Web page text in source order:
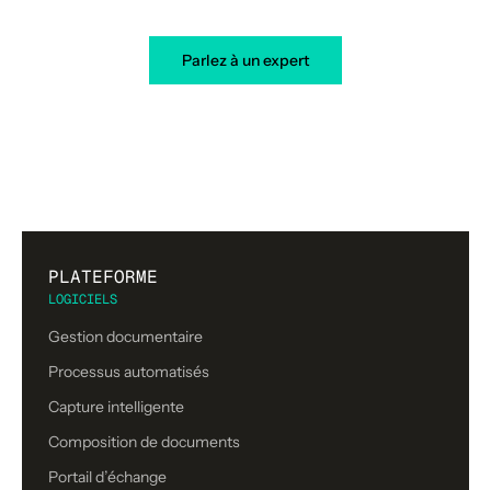
Parlez à un expert
PLATEFORME
LOGICIELS
Gestion documentaire
Processus automatisés
Capture intelligente
Composition de documents
Portail d’échange